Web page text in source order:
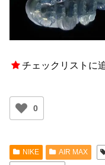
チェックリストに
0
NIKE AIR MAX